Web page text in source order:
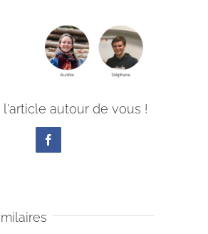
l'article autour de vous !
Facebook